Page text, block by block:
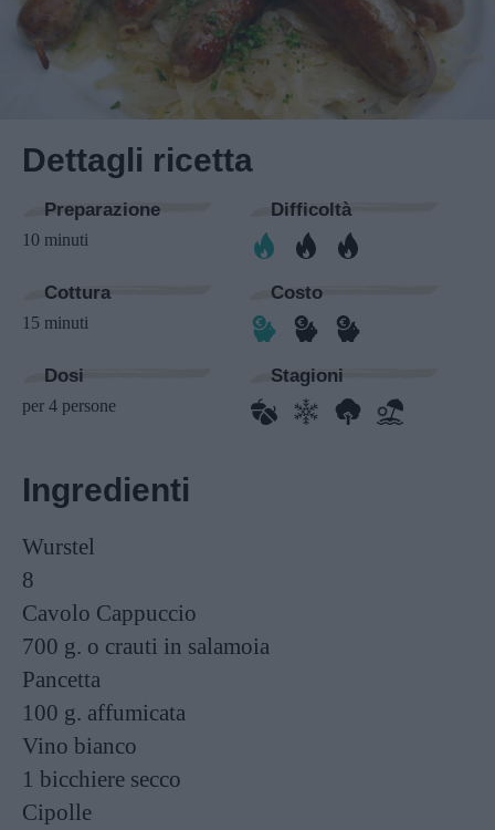
Dettagli ricetta
Preparazione
10 minuti
Difficoltà
Cottura
15 minuti
Costo
Dosi
per 4 persone
Stagioni
Ingredienti
Wurstel
8
Cavolo Cappuccio
700 g. o crauti in salamoia
Pancetta
100 g. affumicata
Vino bianco
1 bicchiere secco
Cipolle